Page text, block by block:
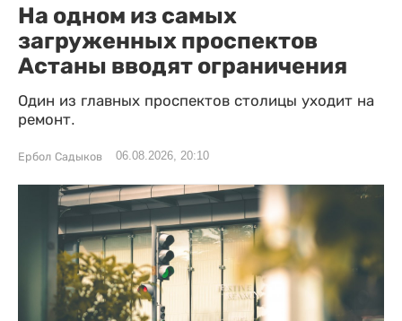
На одном из самых
загруженных проспектов
Астаны вводят ограничения
Один из главных проспектов столицы уходит на
ремонт.
Ербол Садыков 06.08.2026, 20:10